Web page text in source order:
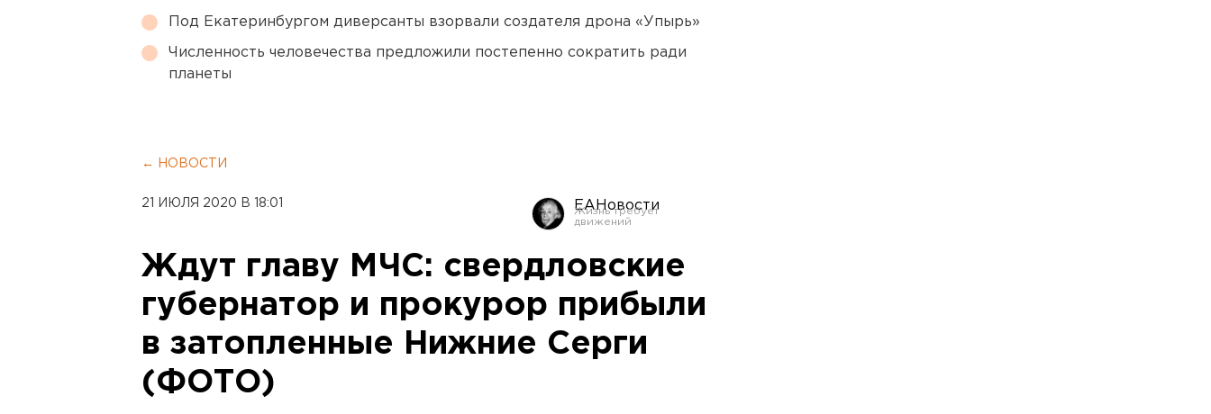
Под Екатеринбургом диверсанты взорвали создателя дрона «Упырь»
Численность человечества предложили постепенно сократить ради
планеты
← НОВОСТИ
21 ИЮЛЯ 2020 В 18:01 ЕАНовости
Ждут главу МЧС: свердловские
губернатор и прокурор прибыли
в затопленные Нижние Серги
(ФОТО)